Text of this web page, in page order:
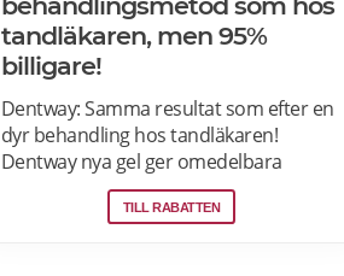
tandläkaren, men 95%
billigare!
Dentway: Samma resultat som efter en
dyr behandling hos tandläkaren!
Dentway nya gel ger omedelbara
resultat redan efter 10 minuter och
verkar helt utan ilningar eller irritation i
TILL RABATTEN